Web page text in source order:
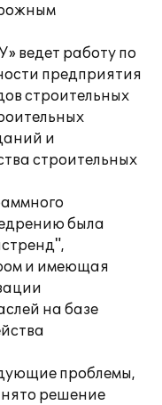
ведет работу по
предприятия
строительных
и
строительных
была
и имеющая
на базе
проблемы,
решение